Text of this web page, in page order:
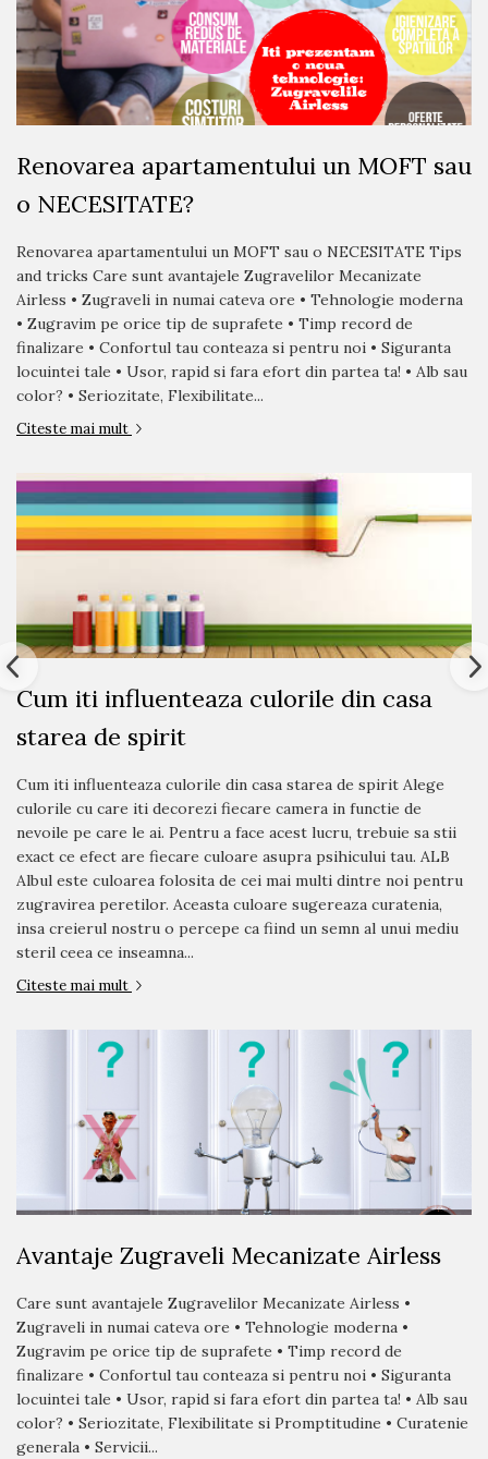
Renovarea apartamentului un MOFT sau
o NECESITATE?
Renovarea apartamentului un MOFT sau o NECESITATE Tips
and tricks Care sunt avantajele Zugravelilor Mecanizate
Airless • Zugraveli in numai cateva ore • Tehnologie moderna
• Zugravim pe orice tip de suprafete • Timp record de
finalizare • Confortul tau conteaza si pentru noi • Siguranta
locuintei tale • Usor, rapid si fara efort din partea ta! • Alb sau
color? • Seriozitate, Flexibilitate...
Citeste mai mult
Cum iti influenteaza culorile din casa
starea de spirit
Cum iti influenteaza culorile din casa starea de spirit Alege
culorile cu care iti decorezi fiecare camera in functie de
nevoile pe care le ai. Pentru a face acest lucru, trebuie sa stii
exact ce efect are fiecare culoare asupra psihicului tau. ALB
Albul este culoarea folosita de cei mai multi dintre noi pentru
zugravirea peretilor. Aceasta culoare sugereaza curatenia,
insa creierul nostru o percepe ca fiind un semn al unui mediu
steril ceea ce inseamna...
Citeste mai mult
Avantaje Zugraveli Mecanizate Airless
Care sunt avantajele Zugravelilor Mecanizate Airless •
Zugraveli in numai cateva ore • Tehnologie moderna •
Zugravim pe orice tip de suprafete • Timp record de
finalizare • Confortul tau conteaza si pentru noi • Siguranta
locuintei tale • Usor, rapid si fara efort din partea ta! • Alb sau
color? • Seriozitate, Flexibilitate si Promptitudine • Curatenie
generala • Servicii...